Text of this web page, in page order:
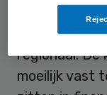
sector
Bovendien
regionaal. De
moeilijk vast